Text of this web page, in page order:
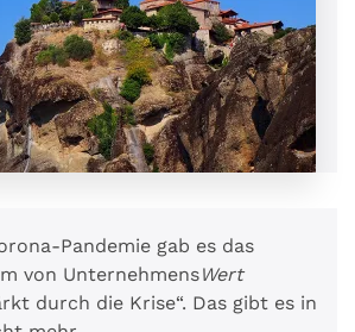
Pandemie gab es das
von UnternehmensWert
durch die Krise“. Das gibt es in